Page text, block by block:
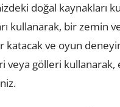
doğal kaynakları
kullanarak, bir zemin
katacak ve oyun
veya gölleri